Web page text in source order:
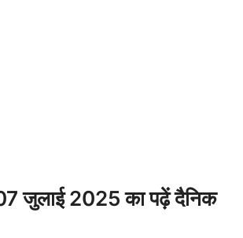
जुलाई 2025 का पढ़ें दैनिक